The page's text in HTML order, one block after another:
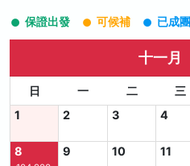
保證出發 可候補 已成團
十一月
日 一 二 三
1
2 3 4
8 9 10 11